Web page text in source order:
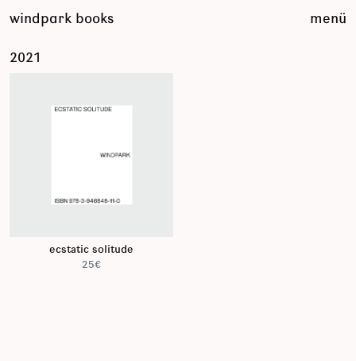
inhalt
windpark books menü
2021
ecstatic solitude
25€